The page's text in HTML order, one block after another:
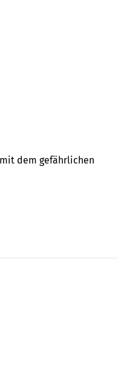
dem ge­fähr­lichen